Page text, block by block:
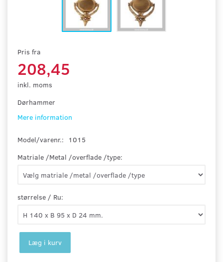
Pris fra
208,45
inkl. moms
Dørhammer
Mere information
Model/varenr.:
1015
Matriale /Metal /overflade /type:
størrelse / Ru:
Læg i kurv